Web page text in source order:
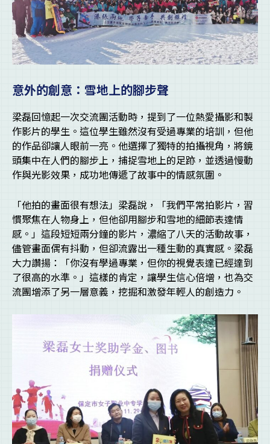
意外的創意：雪地上的腳步聲
梁磊回憶起一次交流團活動時，提到了一位熱愛攝影和製
作影片的學生。這位學生雖然沒有受過專業的培訓，但他
的作品卻讓人眼前一亮。他選擇了獨特的拍攝視角，將鏡
頭集中在人們的腳步上，捕捉雪地上的足跡，並透過慢動
作與光影效果，成功地傳遞了故事中的情感氛圍。
「他拍的畫面很有想法」梁磊說，「我們平常拍影片，習
慣聚焦在人物身上，但他卻用腳步和雪地的細節表達情
感。」這段短短兩分鐘的影片，濃縮了八天的活動故事，
儘管畫面偶有抖動，但卻流露出一種生動的真實感。梁磊
大力讚揚：「你沒有學過專業，但你的視覺表達已經達到
了很高的水準。」這樣的肯定，讓學生信心倍增，也為交
流團增添了另一層意義，挖掘和激發年輕人的創造力。